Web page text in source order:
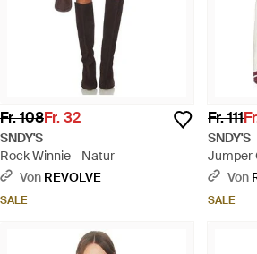
Fr. 108Fr. 32
SNDY'S
Rock Winnie - Natur
Von REVOLVE
SALE
Fr. 111
SNDY'S
Jumper
Von
SALE